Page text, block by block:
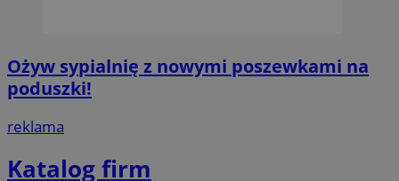
Ożyw sypialnię z nowymi poszewkami na
poduszki!
reklama
Katalog firm